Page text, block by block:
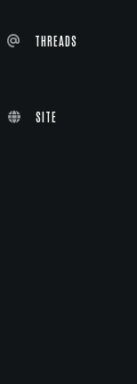
THREADS
SITE